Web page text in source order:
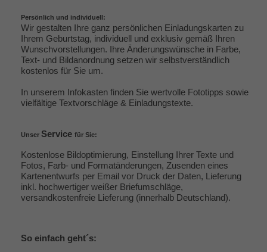
Persönlich und individuell:
Wir gestalten Ihre ganz persönlichen Einladungskarten zu
Ihrem Geburtstag, individuell und exklusiv gemäß Ihren
Wunschvorstellungen. Ihre Änderungswünsche in Farbe,
Text- und Bildanordnung setzen wir selbstverständlich
kostenlos für Sie um.
In unserem Infokasten finden Sie wertvolle Fototipps sowie
vielfältige Textvorschläge & Einladungstexte.
Unser Service für Sie:
Kostenlose Bildoptimierung, Einstellung Ihrer Texte und
Fotos, Farb- und Formatänderungen, Zusenden eines
Kartenentwurfs per Email vor Druck der Daten, Lieferung
inkl. hochwertiger weißer Briefumschläge,
versandkostenfreie Lieferung (innerhalb Deutschland).
So einfach geht´s: